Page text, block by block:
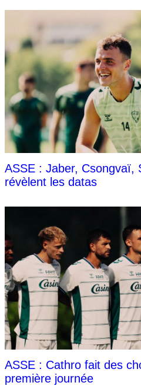
ASSE : Jaber, Csongvaï,
révèlent les datas
ASSE : Cathro fait des
première journée